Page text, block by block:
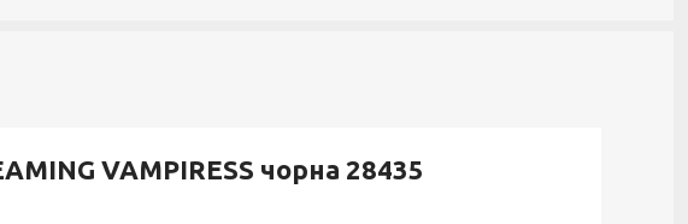
VAMPIRESS чорна 28435